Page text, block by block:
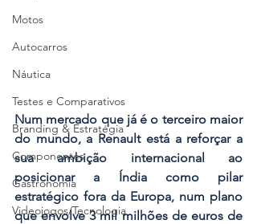
Motos
Autocarros
Náutica
Testes e Comparativos
Branding & Estratégia
Componentes
Gastronomia
Videojogos/Tecnologia
Num mercado que já é o terceiro maior
do mundo, a Renault está a reforçar a
sua ambição internacional ao
posicionar a Índia como pilar
estratégico fora da Europa, num plano
que envolve 3 mil milhões de euros de